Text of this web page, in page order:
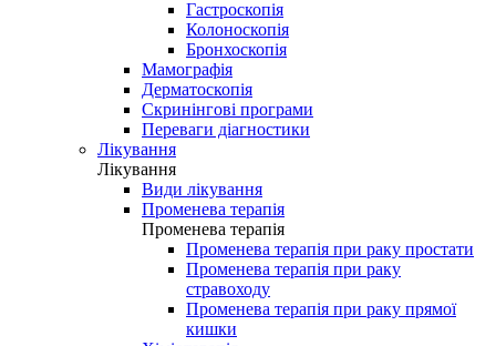
Гастроскопія
Колоноскопія
Бронхоскопія
Мамографія
Дерматоскопія
Скринінгові програми
Переваги діагностики
Лікування
Лікування
Види лікування
Променева терапія
Променева терапія
Променева терапія при раку простати
Променева терапія при раку
стравоходу
Променева терапія при раку прямої
кишки